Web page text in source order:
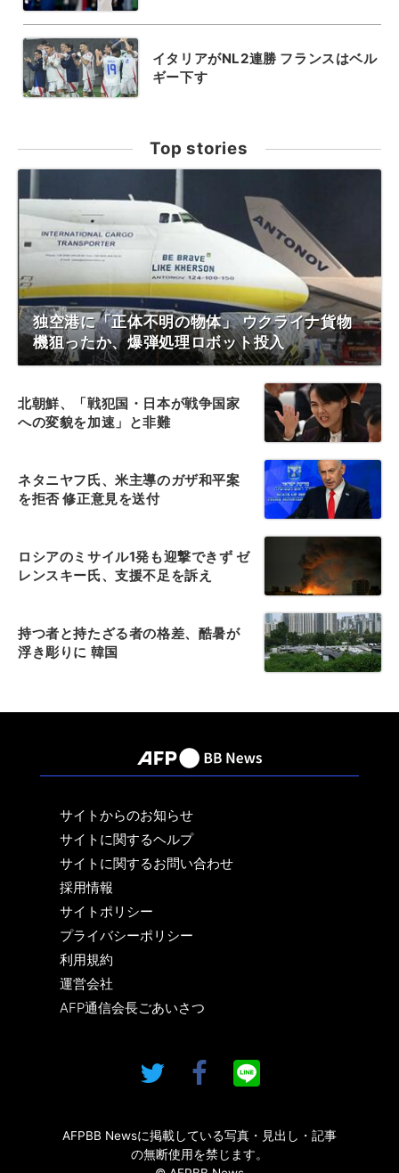
イタリアがNL2連勝 フランスはベル
ギー下す
Top stories
独空港に「正体不明の物体」 ウクライナ貨物
機狙ったか、爆弾処理ロボット投入
北朝鮮、「戦犯国・日本が戦争国家
への変貌を加速」と非難
ネタニヤフ氏、米主導のガザ和平案
を拒否 修正意見を送付
ロシアのミサイル1発も迎撃できず ゼ
レンスキー氏、支援不足を訴え
持つ者と持たざる者の格差、酷暑が
浮き彫りに 韓国
サイトからのお知らせ
サイトに関するヘルプ
サイトに関するお問い合わせ
採用情報
サイトポリシー
プライバシーポリシー
利用規約
運営会社
AFP通信会長ごあいさつ
AFPBB Newsに掲載している写真・見出し・記事
の無断使用を禁じます。